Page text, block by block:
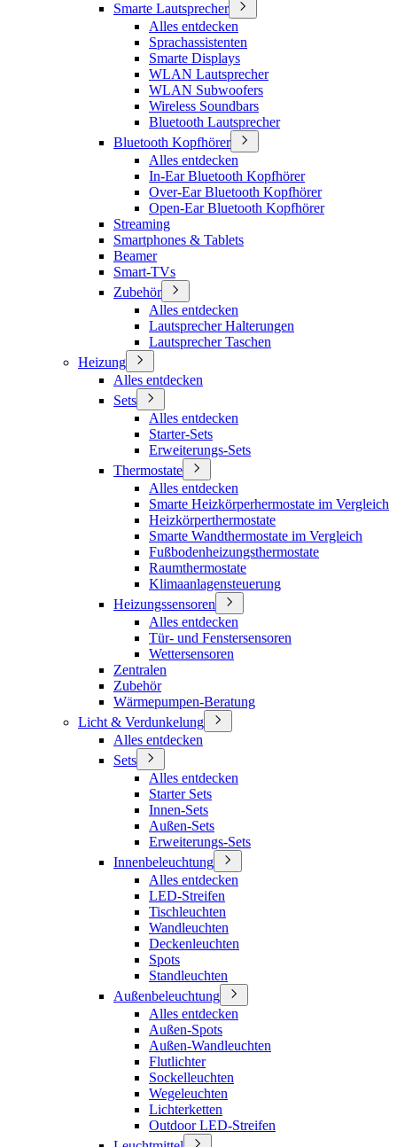
Smarte Lautsprecher
Alles entdecken
Sprachassistenten
Smarte Displays
WLAN Lautsprecher
WLAN Subwoofers
Wireless Soundbars
Bluetooth Lautsprecher
Bluetooth Kopfhörer
Alles entdecken
In-Ear Bluetooth Kopfhörer
Over-Ear Bluetooth Kopfhörer
Open-Ear Bluetooth Kopfhörer
Streaming
Smartphones & Tablets
Beamer
Smart-TVs
Zubehör
Alles entdecken
Lautsprecher Halterungen
Lautsprecher Taschen
Heizung
Alles entdecken
Sets
Alles entdecken
Starter-Sets
Erweiterungs-Sets
Thermostate
Alles entdecken
Smarte Heizkörperhermostate im Vergleich
Heizkörperthermostate
Smarte Wandthermostate im Vergleich
Fußbodenheizungsthermostate
Raumthermostate
Klimaanlagensteuerung
Heizungssensoren
Alles entdecken
Tür- und Fenstersensoren
Wettersensoren
Zentralen
Zubehör
Wärmepumpen-Beratung
Licht & Verdunkelung
Alles entdecken
Sets
Alles entdecken
Starter Sets
Innen-Sets
Außen-Sets
Erweiterungs-Sets
Innenbeleuchtung
Alles entdecken
LED-Streifen
Tischleuchten
Wandleuchten
Deckenleuchten
Spots
Standleuchten
Außenbeleuchtung
Alles entdecken
Außen-Spots
Außen-Wandleuchten
Flutlichter
Sockelleuchten
Wegeleuchten
Lichterketten
Outdoor LED-Streifen